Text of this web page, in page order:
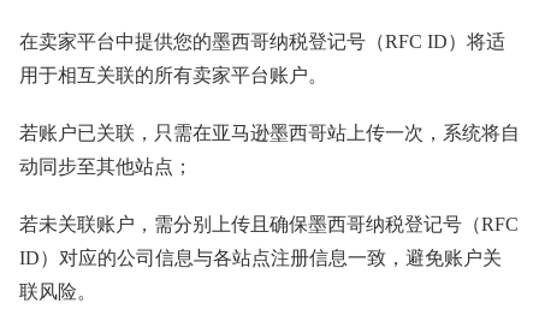
在卖家平台中提供您的墨西哥纳税登记号（RFC ID）将适
用于相互关联的所有卖家平台账户。
若账户已关联，只需在亚马逊墨西哥站上传一次，系统将自
动同步至其他站点；
若未关联账户，需分别上传且确保墨西哥纳税登记号（RFC
ID）对应的公司信息与各站点注册信息一致，避免账户关
联风险。